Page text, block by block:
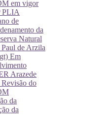
em vigor
PLIA
de
da
Natural
de Arzila
Em
Arazede
Revisão do
da
da